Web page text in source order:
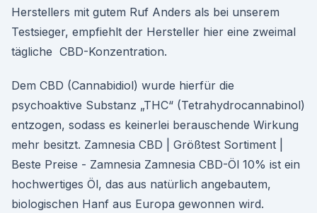
Herstellers mit gutem Ruf Anders als bei unserem
Testsieger, empfiehlt der Hersteller hier eine zweimal
tägliche CBD-Konzentration.
Dem CBD (Cannabidiol) wurde hierfür die
psychoaktive Substanz „THC“ (Tetrahydrocannabinol)
entzogen, sodass es keinerlei berauschende Wirkung
mehr besitzt. Zamnesia CBD | Größtest Sortiment |
Beste Preise - Zamnesia Zamnesia CBD-Öl 10% ist ein
hochwertiges Öl, das aus natürlich angebautem,
biologischen Hanf aus Europa gewonnen wird.